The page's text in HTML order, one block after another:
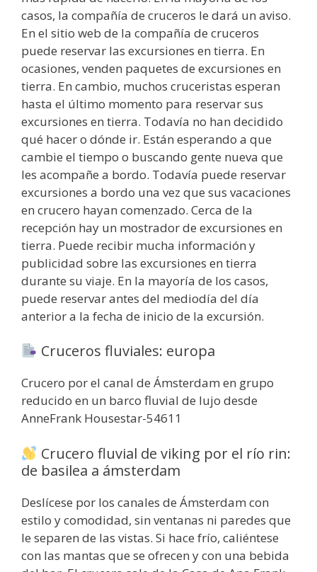
casos, la compañía de cruceros le dará un aviso.
En el sitio web de la compañía de cruceros
puede reservar las excursiones en tierra. En
ocasiones, venden paquetes de excursiones en
tierra. En cambio, muchos cruceristas esperan
hasta el último momento para reservar sus
excursiones en tierra. Todavía no han decidido
qué hacer o dónde ir. Están esperando a que
cambie el tiempo o buscando gente nueva que
les acompañe a bordo. Todavía puede reservar
excursiones a bordo una vez que sus vacaciones
en crucero hayan comenzado. Cerca de la
recepción hay un mostrador de excursiones en
tierra. Puede recibir mucha información y
publicidad sobre las excursiones en tierra
durante su viaje. En la mayoría de los casos,
puede reservar antes del mediodía del día
anterior a la fecha de inicio de la excursión.
Cruceros fluviales: europa
Crucero por el canal de Ámsterdam en grupo
reducido en un barco fluvial de lujo desde
AnneFrank Housestar-54611
Crucero fluvial de viking por el río rin:
de basilea a ámsterdam
Deslícese por los canales de Ámsterdam con
estilo y comodidad, sin ventanas ni paredes que
le separen de las vistas. Si hace frío, caliéntese
con las mantas que se ofrecen y con una bebida